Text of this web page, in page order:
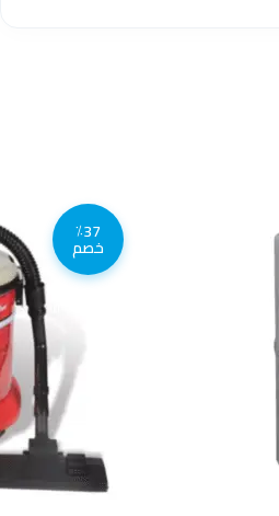
٪37
خصم